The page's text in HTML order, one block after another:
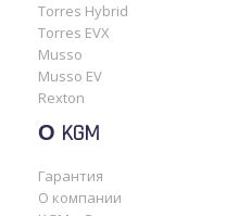
Torres Hybrid
Torres EVX
Musso
Musso EV
Rexton
О KGM
Гарантия
О компании